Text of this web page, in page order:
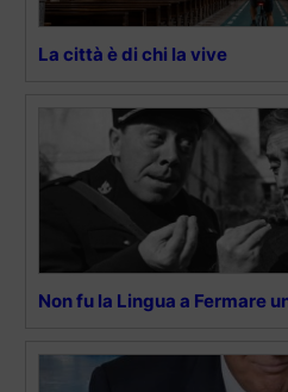
La città è di chi la vive
Non fu la Lingua a Fermare